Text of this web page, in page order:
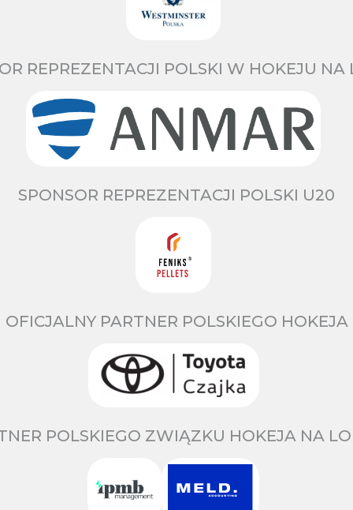
REPREZENTACJI POLSKI W HOKEJU NA
SPONSOR REPREZENTACJI POLSKI U20
OFICJALNY PARTNER POLSKIEGO HOKEJA
POLSKIEGO ZWIĄZKU HOKEJA NA